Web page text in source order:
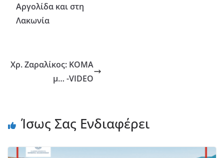
Αργολίδα και στη
Λακωνία
Χρ. Ζαραλίκος: ΚΟΜΑ
μ… -VIDEO
Ίσως Σας Ενδιαφέρει